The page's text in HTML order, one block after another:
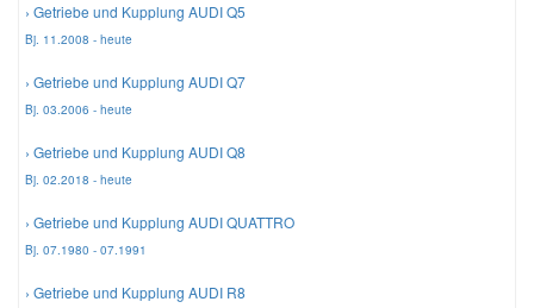
› Getriebe und Kupplung AUDI Q5
Bj. 11.2008 - heute
› Getriebe und Kupplung AUDI Q7
Bj. 03.2006 - heute
› Getriebe und Kupplung AUDI Q8
Bj. 02.2018 - heute
› Getriebe und Kupplung AUDI QUATTRO
Bj. 07.1980 - 07.1991
› Getriebe und Kupplung AUDI R8
Volvo Ersatzteile